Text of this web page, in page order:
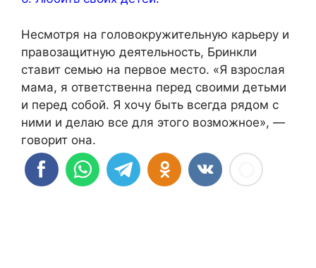
Несмотря на головокружительную карьеру и
правозащитную деятельность, Бринкли
ставит семью на первое место. «Я взрослая
мама, я ответственна перед своими детьми
и перед собой. Я хочу быть всегда рядом с
ними и делаю все для этого возможное», —
говорит она.